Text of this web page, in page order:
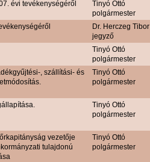
évi tevékenységéről
Tinyó Ottó
polgármester
Dr. Herczeg Tibor
jegyző
Tinyó Ottó
polgármester
, szállítási- és
Tinyó Ottó
polgármester
Tinyó Ottó
polgármester
vezetője
tulajdonú
Tinyó Ottó
polgármester